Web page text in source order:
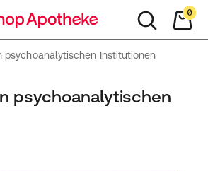
0
psychoanalytischen Institutionen
psychoanalytischen